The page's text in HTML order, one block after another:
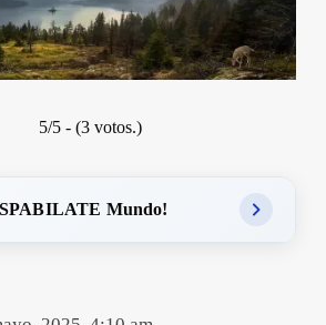
5/5 - (3 votos.)
Mundo!